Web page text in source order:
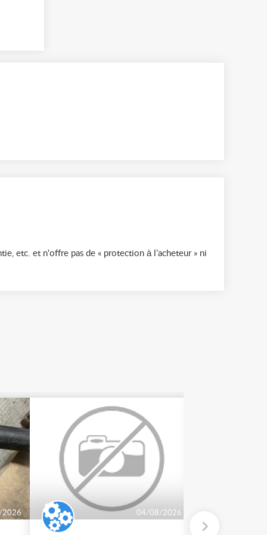
etc. et n'offre pas de « protection à l’acheteur » ni
04/08/2026